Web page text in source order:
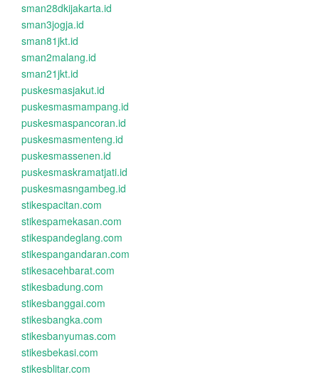
sman28dkijakarta.id
sman3jogja.id
sman81jkt.id
sman2malang.id
sman21jkt.id
puskesmasjakut.id
puskesmasmampang.id
puskesmaspancoran.id
puskesmasmenteng.id
puskesmassenen.id
puskesmaskramatjati.id
puskesmasngambeg.id
stikespacitan.com
stikespamekasan.com
stikespandeglang.com
stikespangandaran.com
stikesacehbarat.com
stikesbadung.com
stikesbanggai.com
stikesbangka.com
stikesbanyumas.com
stikesbekasi.com
stikesblitar.com